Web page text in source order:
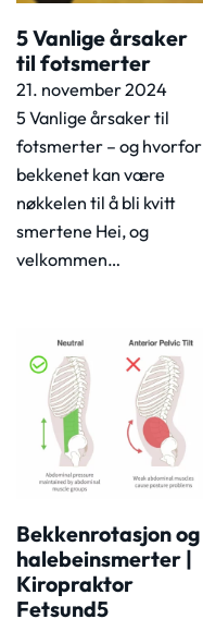
5 Vanlige årsaker
til fotsmerter
21. november 2024
5 Vanlige årsaker til
fotsmerter – og hvorfor
bekkenet kan være
nøkkelen til å bli kvitt
smertene Hei, og
velkommen…
Bekkenrotasjon og
halebeinsmerter |
Kiropraktor
Fetsund5